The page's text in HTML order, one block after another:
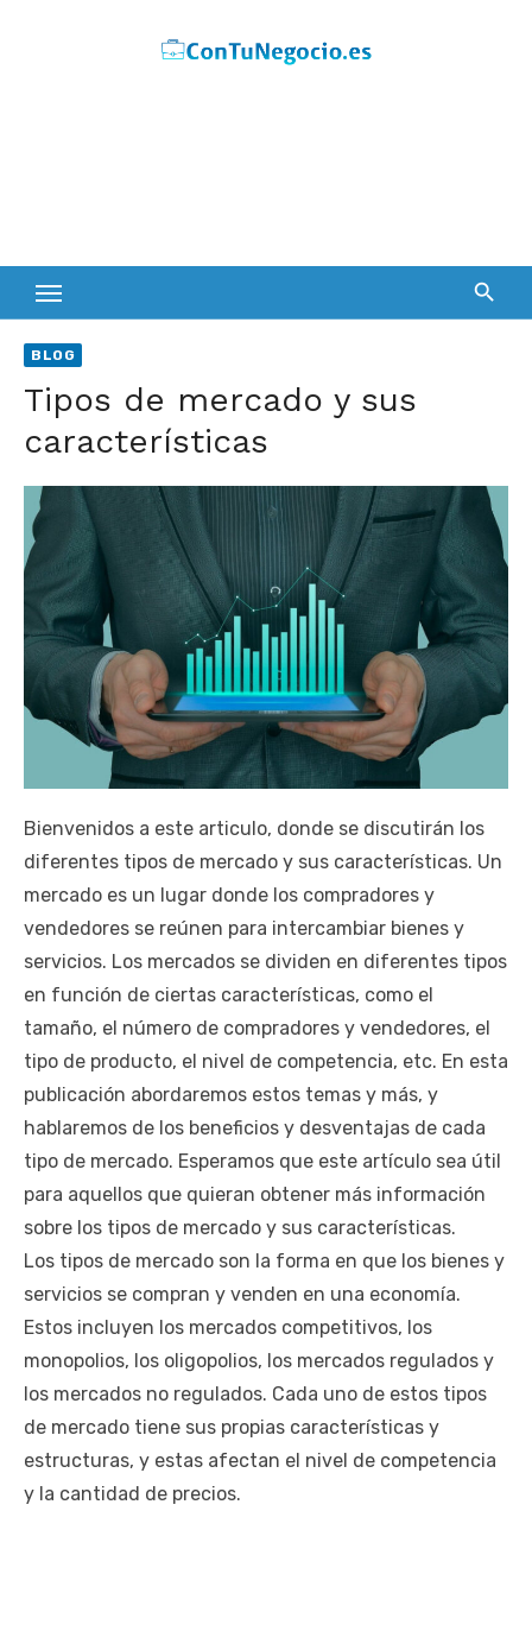
BLOG
Tipos de mercado y sus
características
Bienvenidos a este articulo, donde se discutirán los
diferentes tipos de mercado y sus características. Un
mercado es un lugar donde los compradores y
vendedores se reúnen para intercambiar bienes y
servicios. Los mercados se dividen en diferentes tipos
en función de ciertas características, como el
tamaño, el número de compradores y vendedores, el
tipo de producto, el nivel de competencia, etc. En esta
publicación abordaremos estos temas y más, y
hablaremos de los beneficios y desventajas de cada
tipo de mercado. Esperamos que este artículo sea útil
para aquellos que quieran obtener más información
sobre los tipos de mercado y sus características.
Los tipos de mercado son la forma en que los bienes y
servicios se compran y venden en una economía.
Estos incluyen los mercados competitivos, los
monopolios, los oligopolios, los mercados regulados y
los mercados no regulados. Cada uno de estos tipos
de mercado tiene sus propias características y
estructuras, y estas afectan el nivel de competencia
y la cantidad de precios.